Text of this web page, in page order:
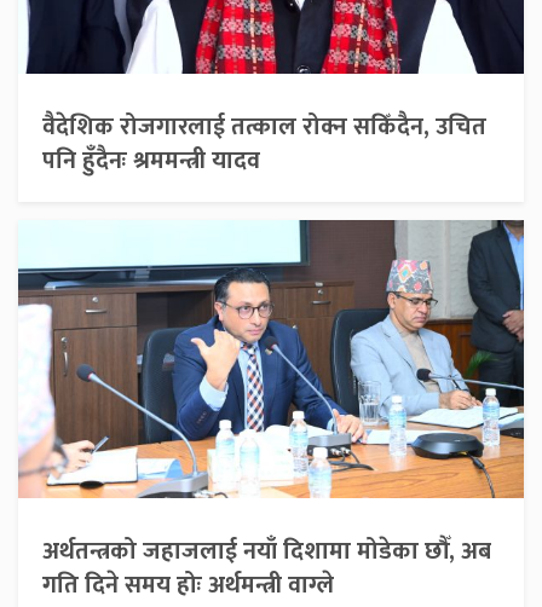
वैदेशिक रोजगारलाई तत्काल रोक्न सकिँदैन, उचित
पनि हुँदैनः श्रममन्त्री यादव
अर्थतन्त्रको जहाजलाई नयाँ दिशामा मोडेका छौँ, अब
गति दिने समय होः अर्थमन्त्री वाग्ले